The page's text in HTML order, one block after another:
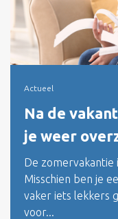
Actueel
Na de
je weer
De zomervakantie
Misschien ben je
vaker iets lekkers
voor...